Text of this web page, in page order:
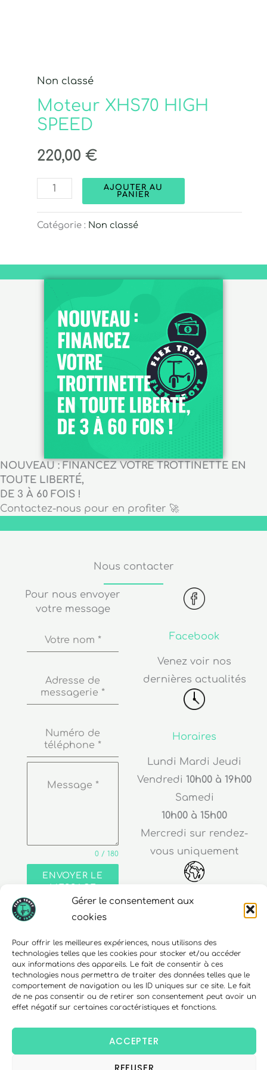
Gérer le consentement aux
cookies
Pour offrir les meilleures expériences, nous utilisons des
technologies telles que les cookies pour stocker et/ou accéder
aux informations des appareils. Le fait de consentir à ces
technologies nous permettra de traiter des données telles que le
comportement de navigation ou les ID uniques sur ce site. Le fait
de ne pas consentir ou de retirer son consentement peut avoir un
effet négatif sur certaines caractéristiques et fonctions.
ACCEPTER
Non classé
Moteur XHS70 HIGH
SPEED
220,00 €
AJOUTER AU
PANIER
Catégorie : Non classé
NOUVEAU : FINANCEZ VOTRE TROTTINETTE EN
TOUTE LIBERTÉ,
DE 3 À 60 FOIS !
Contactez-nous pour en profiter 🚀
Nous contacter
Pour nous envoyer
votre message
Votre nom *
Adresse de
messagerie *
Numéro de
téléphone *
Message *
0 / 180
ENVOYER LE
Facebook
Venez voir nos
dernières actualités
Horaires
Lundi Mardi Jeudi
Vendredi 10h00 à 19h00
Samedi
10h00 à 15h00
Mercredi sur rendez-
vous uniquement
68000 Colmar
Téléphone